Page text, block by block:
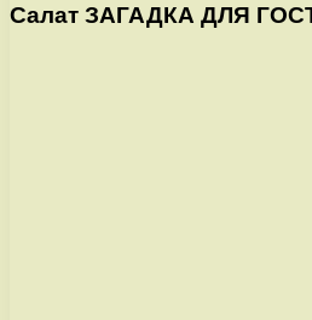
Салат ЗАГАДКА ДЛЯ